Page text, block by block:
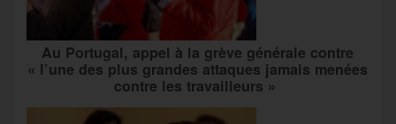
Au Portugal, appel à la grève générale contre
« l’une des plus grandes attaques jamais menées
contre les travailleurs »